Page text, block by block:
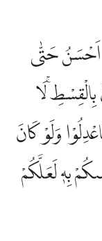
اَحْسَنُ حَتّٰى
بِالْقِسْطِۚ لَا
وَلَوْ كَانَ
بِهٖ لَعَلَّكُمْ